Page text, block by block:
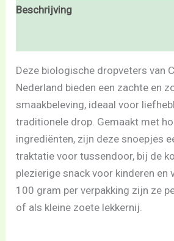
Beschrijving
Deze biologische dropveters van
Nederland bieden een zachte en
smaakbeleving, ideaal voor
traditionele drop. Gemaakt met
ingrediënten, zijn deze snoepjes
traktatie voor tussendoor, bij de
plezierige snack voor kinderen en
100 gram per verpakking zijn ze
of als kleine zoete lekkernij.